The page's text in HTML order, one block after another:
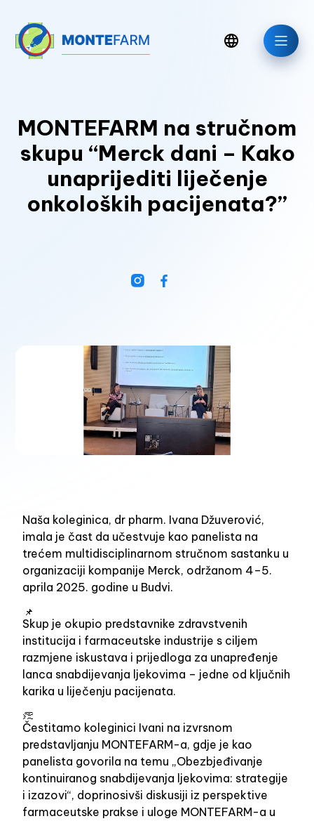
MONTEFARM na stručnom
skupu “Merck dani – Kako
unaprijediti liječenje
onkoloških pacijenata?”
Naša koleginica, dr pharm. Ivana Džuverović,
imala je čast da učestvuje kao panelista na
trećem multidisciplinarnom stručnom sastanku u
organizaciji kompanije Merck, održanom 4–5.
aprila 2025. godine u Budvi.
Skup je okupio predstavnike zdravstvenih
institucija i farmaceutske industrije s ciljem
razmjene iskustava i prijedloga za unapređenje
lanca snabdijevanja ljekovima – jedne od ključnih
karika u liječenju pacijenata.
Čestitamo koleginici Ivani na izvrsnom
predstavljanju MONTEFARM-a, gdje je kao
panelista govorila na temu „Obezbjeđivanje
kontinuiranog snabdijevanja ljekovima: strategije
i izazovi“, doprinosivši diskusiji iz perspektive
farmaceutske prakse i uloge MONTEFARM-a u